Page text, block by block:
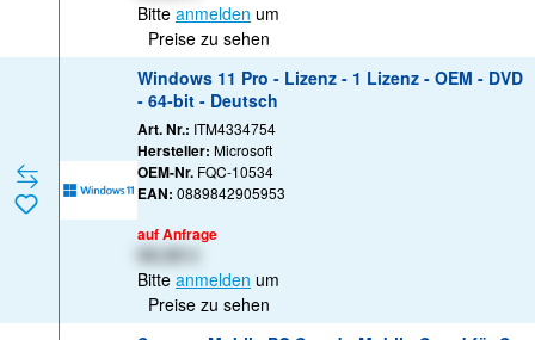
Bitte anmelden um
Preise zu sehen
Windows 11 Pro - Lizenz - 1 Lizenz - OEM - DVD
- 64-bit - Deutsch
Art. Nr.: ITM4334754
Hersteller: Microsoft
OEM-Nr. FQC-10534
EAN: 0889842905953
auf Anfrage
Bitte anmelden um
Preise zu sehen